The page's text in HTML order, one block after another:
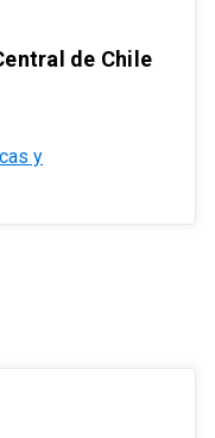
de Chile
y